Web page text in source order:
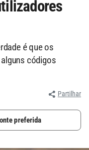
é que os
códigos
Partilhar
preferida